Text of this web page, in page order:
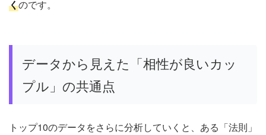
くのです。
データから見えた「相性が良いカッ
プル」の共通点
トップ10のデータをさらに分析していくと、ある「法則」